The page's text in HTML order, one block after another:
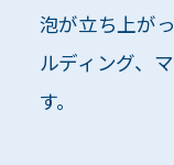
泡が立ち上が
ルディング、
す。